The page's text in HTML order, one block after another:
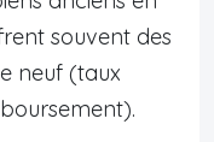
souvent des
neuf (taux